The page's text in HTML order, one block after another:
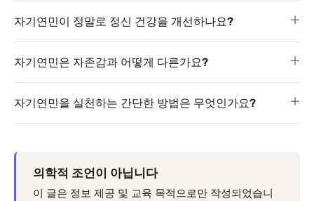
자기연민이 정말로 정신 건강을 개선하나요?
자기연민은 자존감과 어떻게 다른가요?
자기연민을 실천하는 간단한 방법은 무엇인가요?
의학적 조언이 아닙니다
이 글은 정보 제공 및 교육 목적으로만 작성되었습니